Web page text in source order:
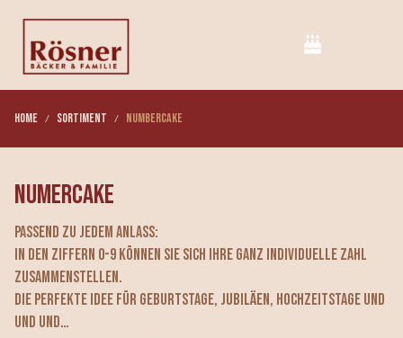
Home Sortiment Numbercake
Numercake
Passend zu jedem Anlass:
in den Ziffern 0-9 können Sie sich Ihre ganz individuelle Zahl
zusammenstellen.
Die perfekte Idee für Geburtstage, Jubiläen, Hochzeitstage und
und und…